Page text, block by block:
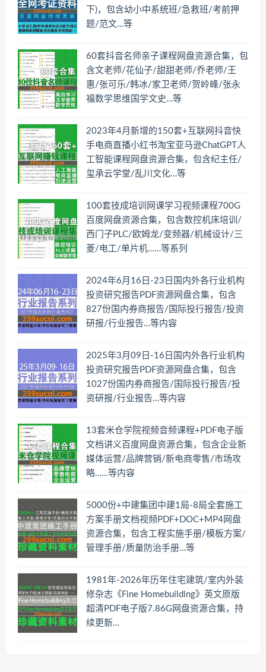
下)，包含幼小中系统班/急救班/考前押
题/范文…等
60套抖音名师亲子课程网盘资源合集，包
含文老师/花仙子/甜甜老师/乔老师/王
惠/张可乐/韩冰/家卫老师/贺岭峰/张永
福数学思维国学文史…等
2023年4月新增的150套+互联网抖音快
手电商直播小红书淘宝亚马逊ChatGPT人
工智能课程网盘资源合集，包含纪主任/
玺承云学堂/乱川文化…等
100套技成培训网课学习视频课程700G
百度网盘资源合集，包含数控机床培训/
西门子PLC/欧姆龙/变频器/机械设计/三
菱/电工/单片机……等系列
2024年6月16日-23日国内外各行业机构
投资研究报告PDF资源网盘合集，包含
827份国内券商报告/国际投行报告/投资
研报/行业报告…等内容
2025年3月09日-16日国内外各行业机构
投资研究报告PDF资源网盘合集，包含
1027份国内券商报告/国际投行报告/投
资研报/行业报告…等内容
13套米仓学院视频音频课程+PDF电子版
文档讲义百度网盘资源合集，包含企业新
媒体运营/品牌营销/新电商零售/市场攻
略……等内容
5000份+中建集团中建1局-8局全套施工
方案手册文档视频PDF+DOC+MP4网盘
资源合集，包含工程实施手册/模板方案/
管理手册/质量防治手册…等
1981年-2026年历年住宅建筑/室内外装
修杂志《Fine Homebuilding》英文原版
超清PDF电子版7.86G网盘资源合集，持
续更新…